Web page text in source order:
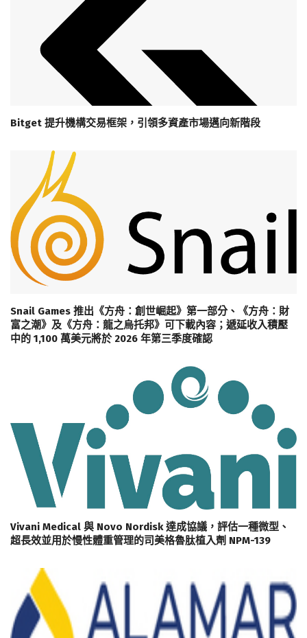
Bitget 提升機構交易框架，引領多資產市場邁向新階段
Snail Games 推出《方舟：創世崛起》第一部分、《方舟：財
富之潮》及《方舟：龍之烏托邦》可下載內容；遞延收入積壓
中的 1,100 萬美元將於 2026 年第三季度確認
Vivani Medical 與 Novo Nordisk 達成協議，評估一種微型、
超長效並用於慢性體重管理的司美格魯肽植入劑 NPM-139